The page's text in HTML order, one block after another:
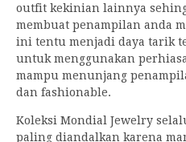
outfit kekinian lainnya
membuat penampilan anda
ini tentu menjadi daya tarik
untuk menggunakan
mampu menunjang
dan fashionable.
Koleksi Mondial Jewelry
paling diandalkan karena